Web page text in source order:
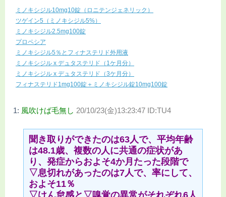
ミノキシジル10mg10錠（ロニテンジェネリック）
ツゲイン5（ミノキシジル5%）
ミノキシジル2.5mg100錠
プロペシア
ミノキシジル5％とフィナステリド外用液
ミノキシジル x デュタステリド（1ケ月分）
ミノキシジル x デュタステリド（3ケ月分）
フィナステリド1mg100錠＋ミノキシジル錠10mg100錠
1: 風吹けば毛無し 20/10/23(金)13:23:47 ID:TU4
聞き取りができたのは63人で、平均年齢
は48.1歳、複数の人に共通の症状があ
り、発症からおよそ4か月たった段階で
▽息切れがあったのは7人で、率にして、
およそ11％